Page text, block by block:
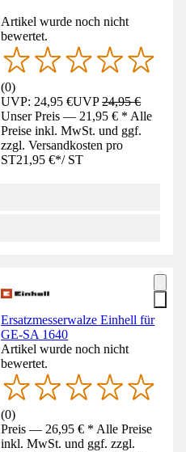
Artikel wurde noch nicht
bewertet.
(0)
UVP: 24,95 €UVP24,95 €
Unser Preis — 21,95 € * Alle
Preise inkl. MwSt. und ggf.
zzgl. Versandkosten pro
ST21,95 €*/ ST
Ersatzmesserwalze Einhell für
GE-SA 1640
Artikel wurde noch nicht
bewertet.
(0)
Preis — 26,95 € * Alle Preise
inkl. MwSt. und ggf. zzgl.